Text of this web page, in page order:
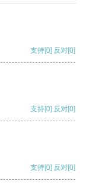
支持[0] 反对[0]
支持[0] 反对[0]
支持[0] 反对[0]